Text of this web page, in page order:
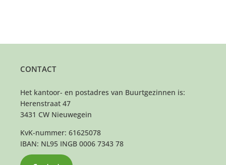
CONTACT
Het kantoor- en postadres van Buurtgezinnen is:
Herenstraat 47
3431 CW Nieuwegein
KvK-nummer: 61625078
IBAN: NL95 INGB 0006 7343 78